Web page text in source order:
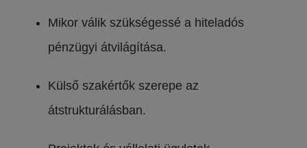
Mikor válik szükségessé a hiteladós
pénzügyi átvilágítása.
Külső szakértők szerepe az
átstrukturálásban.